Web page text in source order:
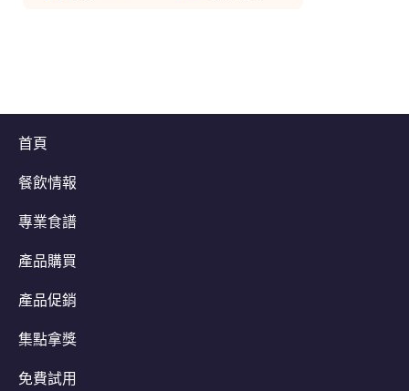
首頁
餐飲情報
專業食譜
產品購買
產品促銷
集點拿獎
免費試用